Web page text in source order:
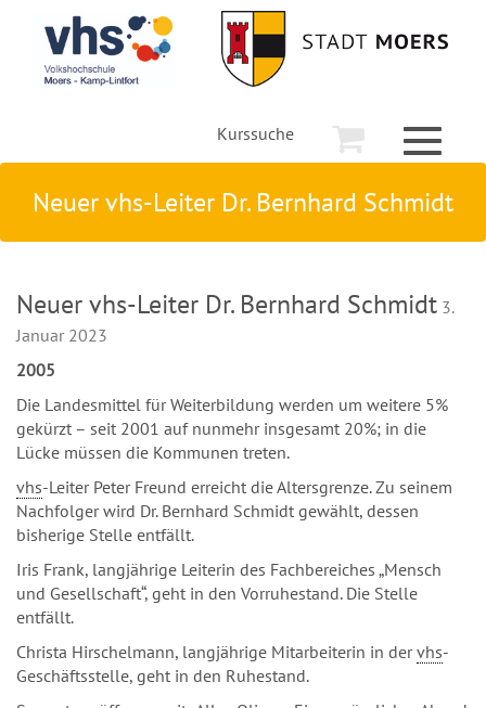
Kurssuche
Toggle
Neuer vhs-Leiter Dr. Bernhard Schmidt
Neuer vhs-Leiter Dr. Bernhard Schmidt 3.
Januar 2023
2005
Die Landesmittel für Weiterbildung werden um weitere 5%
gekürzt – seit 2001 auf nunmehr insgesamt 20%; in die
Lücke müssen die Kommunen treten.
vhs-Leiter Peter Freund erreicht die Altersgrenze. Zu seinem
Nachfolger wird Dr. Bernhard Schmidt gewählt, dessen
bisherige Stelle entfällt.
Iris Frank, langjährige Leiterin des Fachbereiches „Mensch
und Gesellschaft“, geht in den Vorruhestand. Die Stelle
entfällt.
Christa Hirschelmann, langjährige Mitarbeiterin in dervhs-
Geschäftsstelle, geht in den Ruhestand.